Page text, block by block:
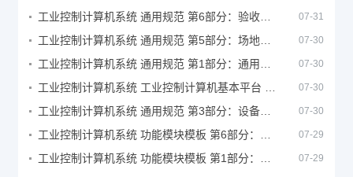
07-31
07-30
07-30
07-30
07-30
07-29
07-29